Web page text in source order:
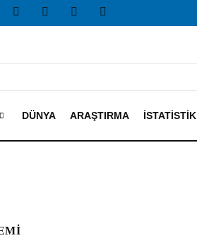
DÜNYA ARAŞTIRMA İSTATISTIK